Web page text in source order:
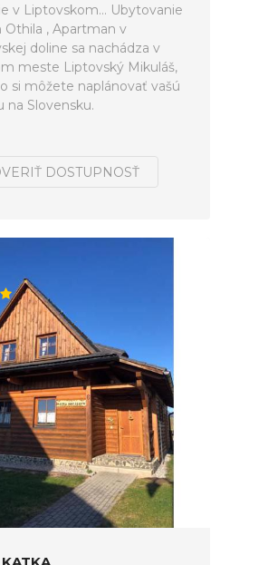
v Liptovskom... Ubytovanie
Othila , Apartman v
doline sa nachádza v
meste Liptovský Mikuláš,
si môžete naplánovať vašú
na Slovensku.
DOSTUPNOSŤ